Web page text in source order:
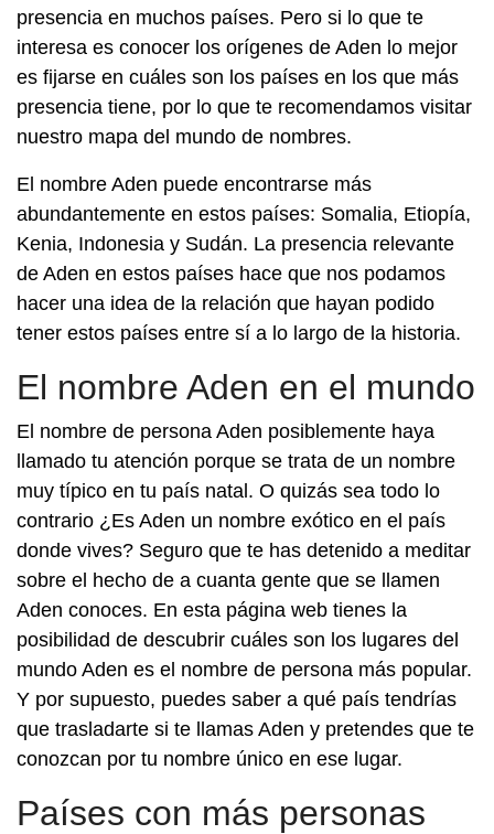
presencia en muchos países. Pero si lo que te
interesa es conocer los orígenes de Aden lo mejor
es fijarse en cuáles son los países en los que más
presencia tiene, por lo que te recomendamos visitar
nuestro mapa del mundo de nombres.
El nombre Aden puede encontrarse más
abundantemente en estos países: Somalia, Etiopía,
Kenia, Indonesia y Sudán. La presencia relevante
de Aden en estos países hace que nos podamos
hacer una idea de la relación que hayan podido
tener estos países entre sí a lo largo de la historia.
El nombre Aden en el mundo
El nombre de persona Aden posiblemente haya
llamado tu atención porque se trata de un nombre
muy típico en tu país natal. O quizás sea todo lo
contrario ¿Es Aden un nombre exótico en el país
donde vives? Seguro que te has detenido a meditar
sobre el hecho de a cuanta gente que se llamen
Aden conoces. En esta página web tienes la
posibilidad de descubrir cuáles son los lugares del
mundo Aden es el nombre de persona más popular.
Y por supuesto, puedes saber a qué país tendrías
que trasladarte si te llamas Aden y pretendes que te
conozcan por tu nombre único en ese lugar.
Países con más personas